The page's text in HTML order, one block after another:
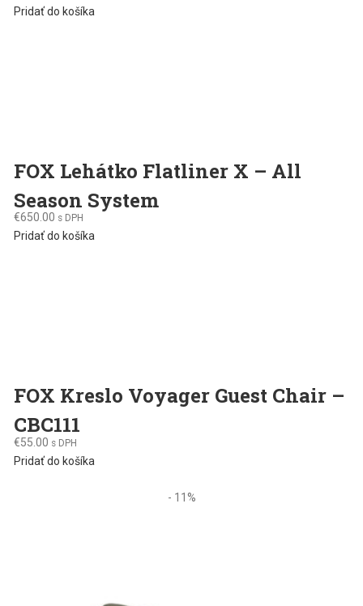
price
Pridať do košíka
FOX Lehátko Flatliner X – All
Season System
€650.00 s DPH
Pridať do košíka
FOX Kreslo Voyager Guest Chair –
CBC111
€55.00 s DPH
Pridať do košíka
- 11%